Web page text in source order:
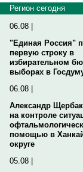
Регион сегодня
06.08 |
"Единая Россия"
первую строку в
избирательном
выборах в
06.08 |
Александр
на контроле
помощью в
округе
05.08 |